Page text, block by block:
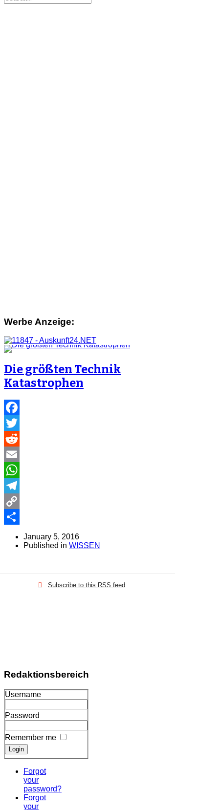
Werbe Anzeige:
Die größten Technik
Katastrophen
Facebook
Twitter
Reddit
Email
WhatsApp
Telegram
Copy
January 5, 2016
Published in WISSEN
Subscribe to this RSS feed
Redaktionsbereich
Username
Password
Remember me
Forgot
your
password?
Forgot
your